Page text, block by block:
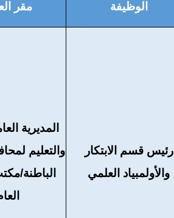
الوظيفة مقر
رئيس قسم الابتكار
والأولمبياد العلمي
المديرية
والتعليم
الباطنة/